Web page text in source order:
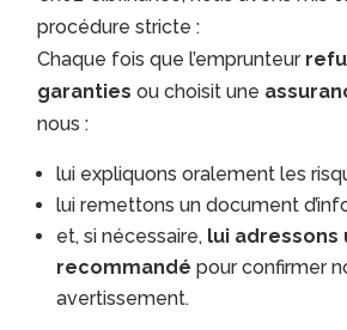
procédure stricte :
Chaque fois que l’emprunteur
garanties ou choisit une
nous :
lui expliquons oralement les
lui remettons un document
et, si nécessaire, lui adressons
recommandé pour confirmer
avertissement.